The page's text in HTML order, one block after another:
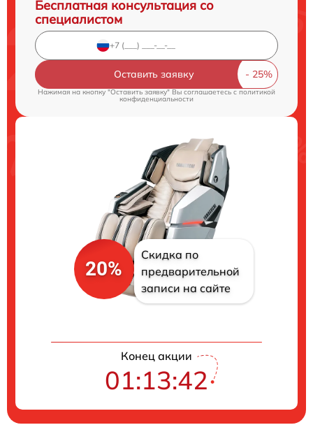
Бесплатная консультация со
специалистом
Оставить заявку
Нажимая на кнопку "Оставить заявку" Вы соглашаетесь cполитикой
конфиденциальности
20%
Скидка по
предварительной
записи на сайте
Конец акции
01:13:42